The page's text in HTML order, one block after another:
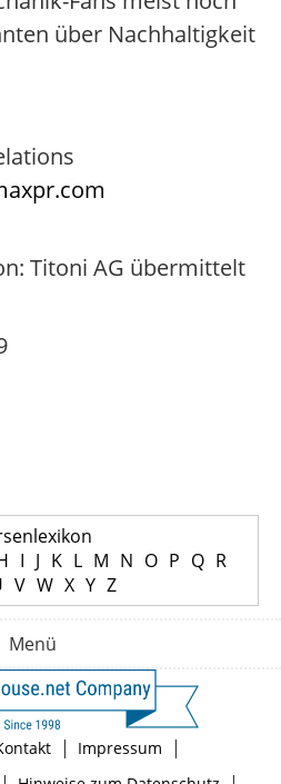
über Nachhaltigkeit
Titoni AG übermittelt
I J K L M N O P Q R
V W X Y Z
Menü
| Impressum |